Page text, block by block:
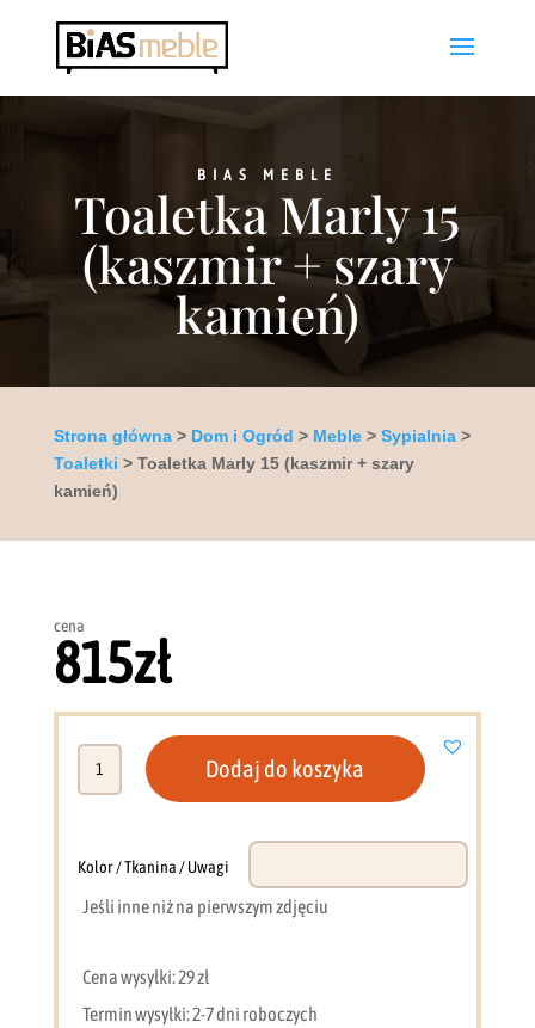
BIAS MEBLE
Toaletka Marly 15
(kaszmir + szary
kamień)
Strona główna> Dom i Ogród > Meble> Sypialnia>
Toaletki > Toaletka Marly 15 (kaszmir + szary
kamień)
cena
815zł
(kaszmir
szary
Dodaj do koszyka
Kolor / Tkanina / Uwagi
Jeśli inne niż na pierwszym zdjęciu
Cena wysyłki: 29 zł
Termin wysyłki: 2-7 dni roboczych